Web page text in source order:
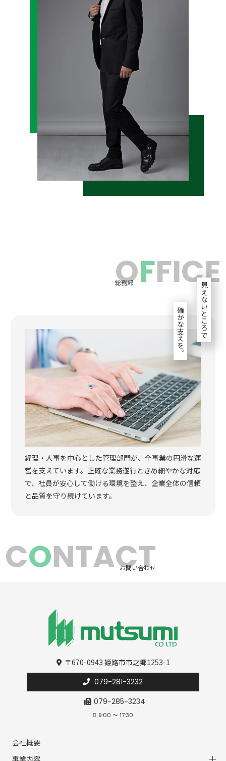
OFFICE
総務部 見えないところで
確かな支えを。
経理・人事を中心とした管理部門が、全事業の円滑な運
営を支えています。正確な業務遂行ときめ細やかな対応
で、社員が安心して働ける環境を整え、企業全体の信頼
と品質を守り続けています。
CONTACT
お問い合わせ
〒670-0943 姫路市市之郷1253-1
079-281-3232
079-285-3234
9:00 〜 17:30
会社概要
事業内容